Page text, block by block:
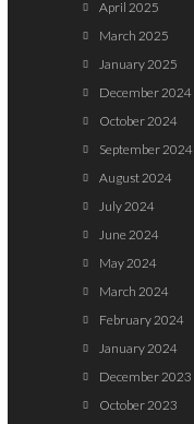
April 2025
March 2025
January 2025
December 2024
October 2024
September 2024
August 2024
July 2024
June 2024
May 2024
March 2024
February 2024
January 2024
December 2023
October 2023